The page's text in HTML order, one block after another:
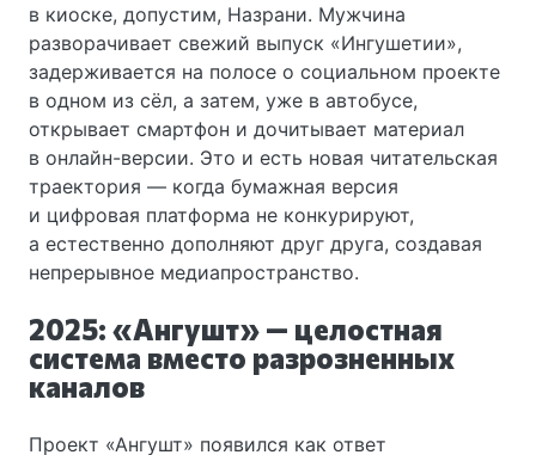
в киоске, допустим, Назрани. Мужчина
разворачивает свежий выпуск «Ингушетии»,
задерживается на полосе о социальном проекте
в одном из сёл, а затем, уже в автобусе,
открывает смартфон и дочитывает материал
в онлайн-версии. Это и есть новая читательская
траектория — когда бумажная версия
и цифровая платформа не конкурируют,
а естественно дополняют друг друга, создавая
непрерывное медиапространство.
2025: «Ангушт» — целостная
система вместо разрозненных
каналов
Проект «Ангушт» появился как ответ